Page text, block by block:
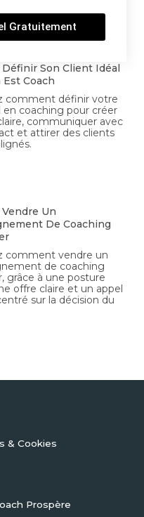
Gratuitement
Son Client Idéal
Coach
comment définir votre
en coaching pour créer
communiquer avec
et attirer des clients
Un
De Coaching
comment vendre un
de coaching
grâce à une posture
offre claire et un appel
sur la décision du
& Cookies
Prospère